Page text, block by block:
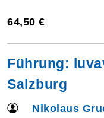
64,50 €
Führung:
Salzburg
Nikolaus